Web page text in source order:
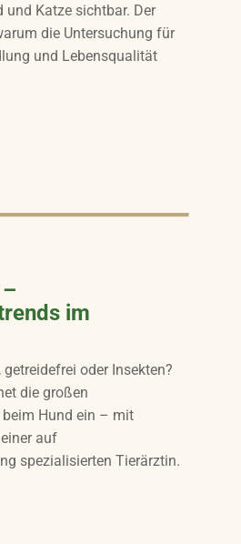
und Katze sichtbar. Der
die Untersuchung für
und Lebensqualität
im
getreidefrei oder Insekten?
die großen
Hund ein – mit
auf
spezialisierten Tierärztin.